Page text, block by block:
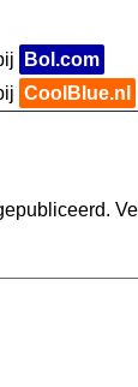
Bol.com
CoolBlue.nl